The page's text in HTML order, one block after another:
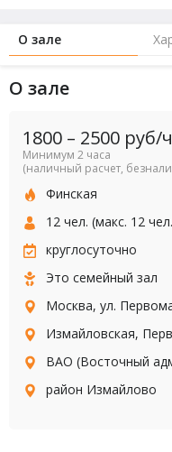
О зале
О зале
1800 – 2500 руб/
Минимум 2 часа
(наличный расчет,
Финская
12 чел. (макс. 12
круглосуточно
Это семейный зал
Москва, ул.
Измайловская,
ВАО (Восточный
район Измайлово